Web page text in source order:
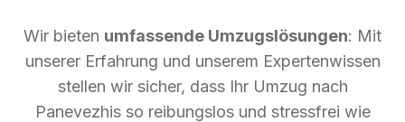
Wir bieten umfassende Umzugslösungen: Mit
unserer Erfahrung und unserem Expertenwissen
stellen wir sicher, dass Ihr Umzug nach
Panevezhis so reibungslos und stressfrei wie